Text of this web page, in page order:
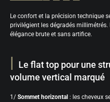
Le confort et la précision technique
privilégient les dégradés
élégance brute et sans artifice.
Le flat top pour une
volume vertical marqué
1/ Sommet horizontal : les cheveux